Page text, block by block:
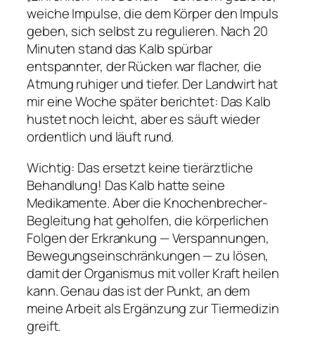
weiche Impulse, die dem Körper den Impuls
geben, sich selbst zu regulieren. Nach 20
Minuten stand das Kalb spürbar
entspannter, der Rücken war flacher, die
Atmung ruhiger und tiefer. Der Landwirt hat
mir eine Woche später berichtet: Das Kalb
hustet noch leicht, aber es säuft wieder
ordentlich und läuft rund.
Wichtig: Das ersetzt keine tierärztliche
Behandlung! Das Kalb hatte seine
Medikamente. Aber die Knochenbrecher-
Begleitung hat geholfen, die körperlichen
Folgen der Erkrankung — Verspannungen,
Bewegungseinschränkungen — zu lösen,
damit der Organismus mit voller Kraft heilen
kann. Genau das ist der Punkt, an dem
meine Arbeit als Ergänzung zur Tiermedizin
greift.